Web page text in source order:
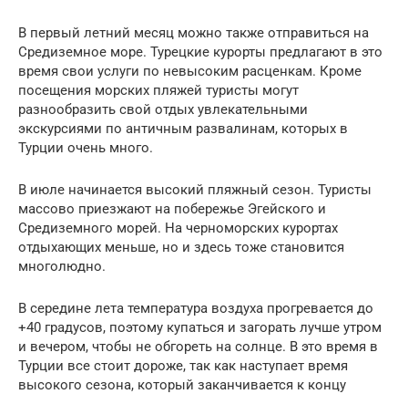
В первый летний месяц можно также отправиться на
Средиземное море. Турецкие курорты предлагают в это
время свои услуги по невысоким расценкам. Кроме
посещения морских пляжей туристы могут
разнообразить свой отдых увлекательными
экскурсиями по античным развалинам, которых в
Турции очень много.
В июле начинается высокий пляжный сезон. Туристы
массово приезжают на побережье Эгейского и
Средиземного морей. На черноморских курортах
отдыхающих меньше, но и здесь тоже становится
многолюдно.
В середине лета температура воздуха прогревается до
+40 градусов, поэтому купаться и загорать лучше утром
и вечером, чтобы не обгореть на солнце. В это время в
Турции все стоит дороже, так как наступает время
высокого сезона, который заканчивается к концу